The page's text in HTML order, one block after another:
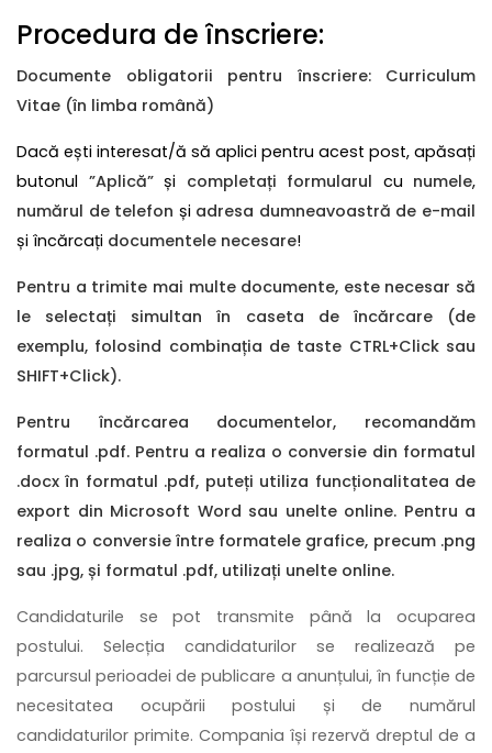
Procedura de înscriere:
Documente obligatorii pentru înscriere: Curriculum
Vitae (în limba română)
Dacă ești interesat/ă să aplici pentru acest post, apăsați
butonul ”Aplică” și completați formularul cu numele,
numărul de telefon și adresa dumneavoastră de e-mail
și încărcați documentele necesare!
Pentru a trimite mai multe documente, este necesar să
le selectați simultan în caseta de încărcare (de
exemplu, folosind combinația de taste CTRL+Click sau
SHIFT+Click).
Pentru încărcarea documentelor, recomandăm
formatul .pdf. Pentru a realiza o conversie din formatul
.docx în formatul .pdf, puteți utiliza funcționalitatea de
export din Microsoft Word sau unelte online. Pentru a
realiza o conversie între formatele grafice, precum .png
sau .jpg, și formatul .pdf, utilizați unelte online.
Candidaturile se pot transmite până la ocuparea
postului. Selecția candidaturilor se realizează pe
parcursul perioadei de publicare a anunțului, în funcție de
necesitatea ocupării postului și de numărul
candidaturilor primite. Compania își rezervă dreptul de a